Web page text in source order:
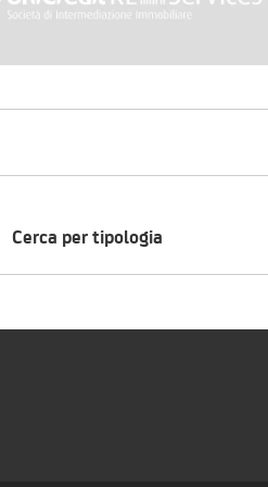
Cerca per tipologia